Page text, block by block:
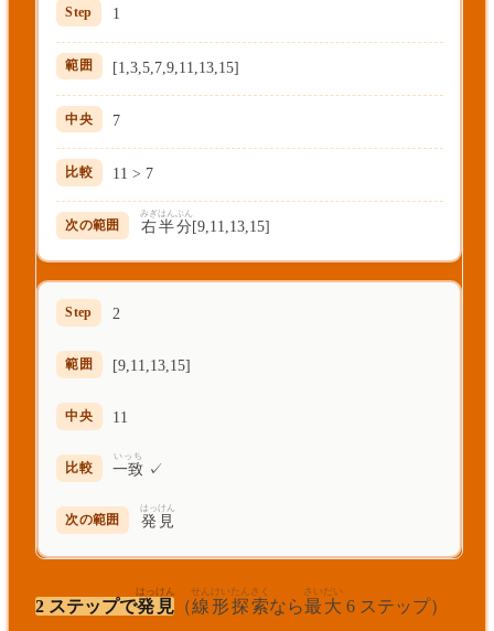
1
[1,3,5,7,9,11,13,15]
7
11 > 7
右
みぎ
半分
はんぶん
[9,11,13,15]
2
[9,11,13,15]
11
一致
いっち
✓
発見
はっけん
2 ステップで発見
はっけん
（線形
せんけい
探索
たんさく
なら最大
さいだい
6 ステップ）